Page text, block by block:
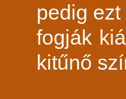
pedig ezt
fogják
kitűnő